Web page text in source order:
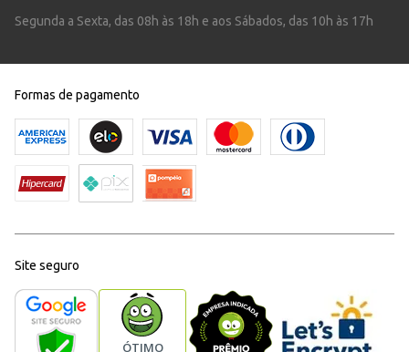
Segunda a Sexta, das 08h às 18h e aos Sábados, das 10h às 17h
Formas de pagamento
Site seguro